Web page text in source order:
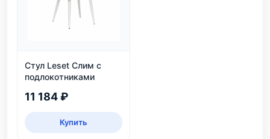
Стул Leset Слим с
подлокотниками
11 184 ₽
Купить